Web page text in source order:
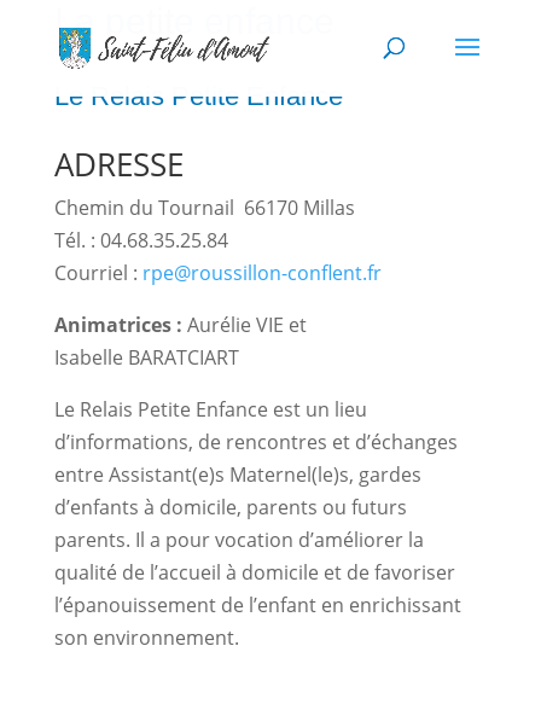
La petite enfance
Le Relais Petite Enfance
ADRESSE
Chemin du Tournail 66170 Millas
Tél. : 04.68.35.25.84
Courriel : rpe@roussillon-conflent.fr
Animatrices : Aurélie VIE et
Isabelle BARATCIART
Le Relais Petite Enfance est un lieu
d’informations, de rencontres et d’échanges
entre Assistant(e)s Maternel(le)s, gardes
d’enfants à domicile, parents ou futurs
parents. Il a pour vocation d’améliorer la
qualité de l’accueil à domicile et de favoriser
l’épanouissement de l’enfant en enrichissant
son environnement.